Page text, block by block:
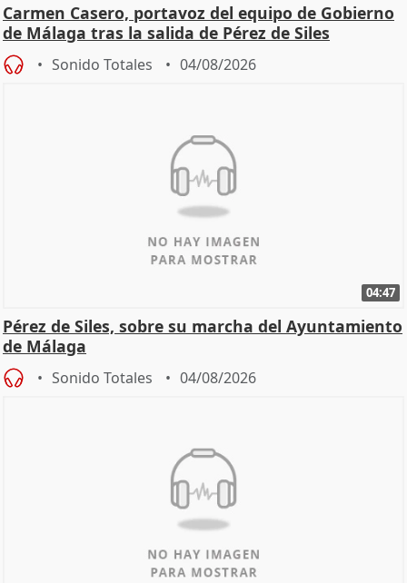
Carmen Casero, portavoz del equipo de Gobierno
de Málaga tras la salida de Pérez de Siles
Sonido Totales 04/08/2026
04:47
Pérez de Siles, sobre su marcha del Ayuntamiento
de Málaga
Sonido Totales 04/08/2026